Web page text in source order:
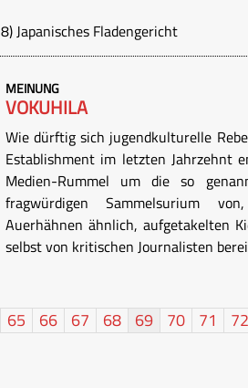
8) Japanisches Fladengericht
MEINUNG
VOKUHILA
Wie dürftig sich jugendkulturelle
Establishment im letzten Jahrzehnt
Medien-Rummel um die so
fragwürdigen Sammelsurium
Auerhähnen ähnlich, aufgetakelten
selbst von kritischen Journalisten
65 66 67 68 69 70 71 72